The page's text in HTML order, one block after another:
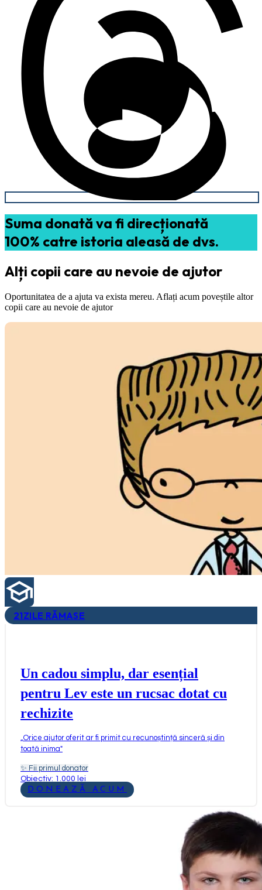
Suma donată va fi direcționată
100% catre istoria aleasă de dvs.
Alți copii care au nevoie de ajutor
Oportunitatea de a ajuta va exista mereu. Aflați acum poveștile altor
copii care au nevoie de ajutor
21ZILE RĂMASE
Un cadou simplu, dar esențial
pentru Lev este un rucsac dotat cu
rechizite
Orice ajutor oferit ar fi primit cu recunoștință sinceră și din
toată inima"
✨ Fii primul donator
Obiectiv: 1.000 lei
DONEAZĂ ACUM